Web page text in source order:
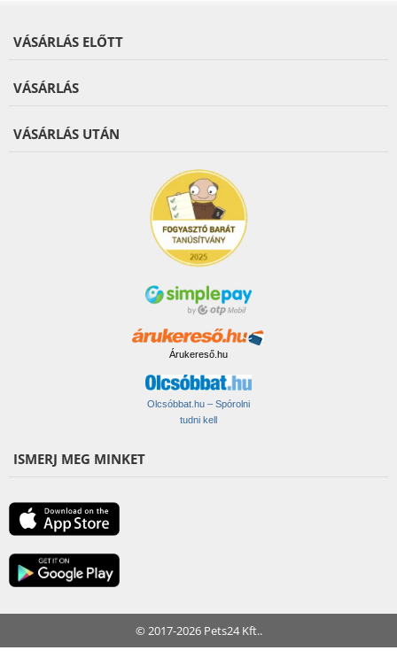
VÁSÁRLÁS ELŐTT
VÁSÁRLÁS
VÁSÁRLÁS UTÁN
Árukereső.hu
Olcsóbbat.hu – Spórolni
tudni kell
ISMERJ MEG MINKET
© 2017-2026 Pets24 Kft..